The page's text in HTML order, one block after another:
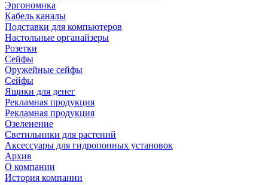
Эргономика
Кабель каналы
Подставки для компьютеров
Настольные органайзеры
Розетки
Сейфы
Оружейные сейфы
Сейфы
Ящики для денег
Рекламная продукция
Рекламная продукция
Озеленение
Светильники для растений
Аксессуары для гидропонных установок
Архив
О компании
История компании